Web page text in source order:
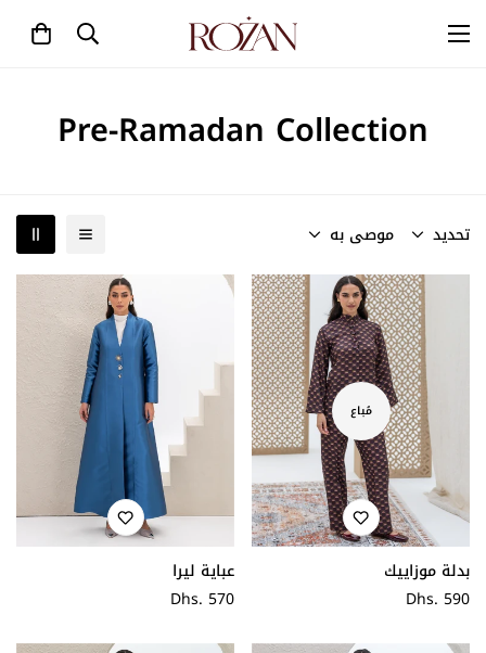
Pre-Ramadan Collection
تحديد موصى به
مُباع
بدلة موزاييك
سعر
Dhs. 590
عباية ليرا
سعر
Dhs. 570